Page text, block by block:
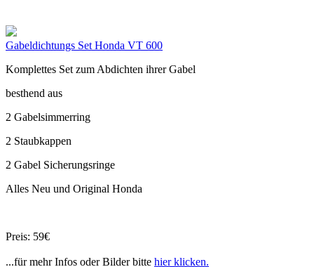
Gabeldichtungs Set Honda VT 600
Komplettes Set zum Abdichten ihrer Gabel
besthend aus
2 Gabelsimmerring
2 Staubkappen
2 Gabel Sicherungsringe
Alles Neu und Original Honda
Preis: 59€
...für mehr Infos oder Bilder bitte hier klicken.